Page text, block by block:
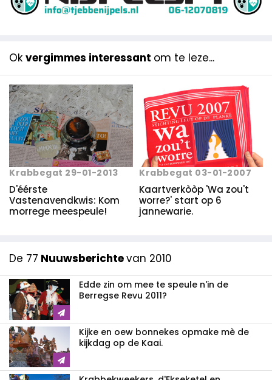
Ok vergimmes interessant om te leze...
Krabbegat 29-01-2013
D'éérste
Vastenavendkwis: Kom
morrege meespeule!
Krabbegat 03-01-2007
Kaartverkòòp 'Wa zou't
worre?' start op 6
jannewarie.
De 77 Nuuwsberichtevan 2010
Edde zin om mee te speule n'in de
Berregse Revu 2011?
Kijke en oew bonnekes opmake mè de
kijkdag op de Kaai.